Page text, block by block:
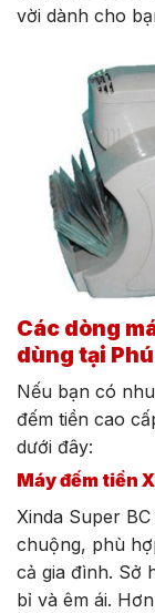
vời dành cho
Các dòng
dùng tại
Nếu bạn có
đếm tiền cao
dưới đây:
Máy đếm tiền
Xinda Super
chuộng, phù
cả gia đình. Sở
bỉ và êm ái.